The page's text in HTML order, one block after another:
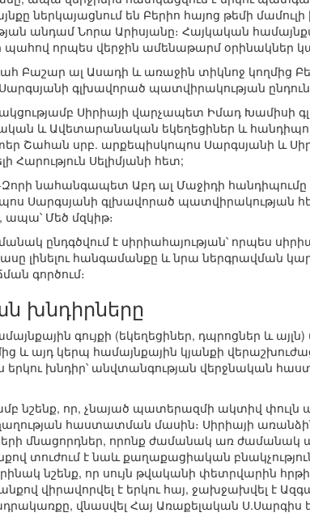
ներկայացնում են Բերիո հայոց թեմի
անդամ Նորա Արիսյանը։ Հայկական
պահով որպես վերջին ամենաթարմ օրինակներ
Բաշար ալ Ասադի և առաջին տիկնոջ կողմից
գլխավորած պատվիրակության
Սիրիայի վարչապետ Իմադ Խամիսի
և Ավետարանական եկեղեցիներ և
Շահան սրբ. արքեպիսկոպոս Սարգսյանի և
Սելիմյանի հետ;
նահանգապետ Աբդ ալ Մաջիդի հանդիպումը
Սարգսյանի գլխավորած պատվիրակության
Մեծ մզկիթ։
ընդգծվում է սիրիահայության՝ որպես
լինելու հանգամանքը և նրա ներգրավման
գործում։
խնդիրները
գույքի (եկեղեցիներ, դպրոցներ և
և այդ կերպ համայնքային կյանքի
երկու խնդիր՝ անվտանգության վերջնական
նշենք, որ, չնայած պատերազմի ակտիվ փուլն
հաստատման մասին։ Սիրիայի
մնացորդներ, որոնք ժամանակ առ ժամանակ
տուժում է նաև քաղաքացիական
նշենք, որ սույն թվականի փետրվարին
վիրավորվել է երկու հայ, ջախջախվել է
վնասվել Հայ Առաքելական Ս.Սարգիս